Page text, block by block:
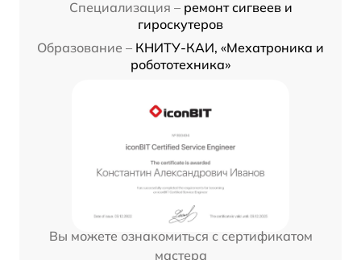
Специализация – ремонт сигвеев и
гироскутеров
Образование – КНИТУ-КАИ, «Мехатроника и
робототехника»
Вы можете ознакомиться с сертификатом
мастера